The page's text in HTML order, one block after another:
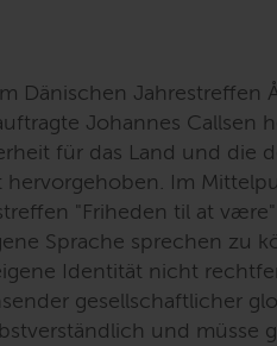
Dänischen
Johannes Callsen
für das Land und die
hervorgehoben. Im
"Friheden til at
Sprache sprechen zu
Identität nicht
gesellschaftlicher
und müsse